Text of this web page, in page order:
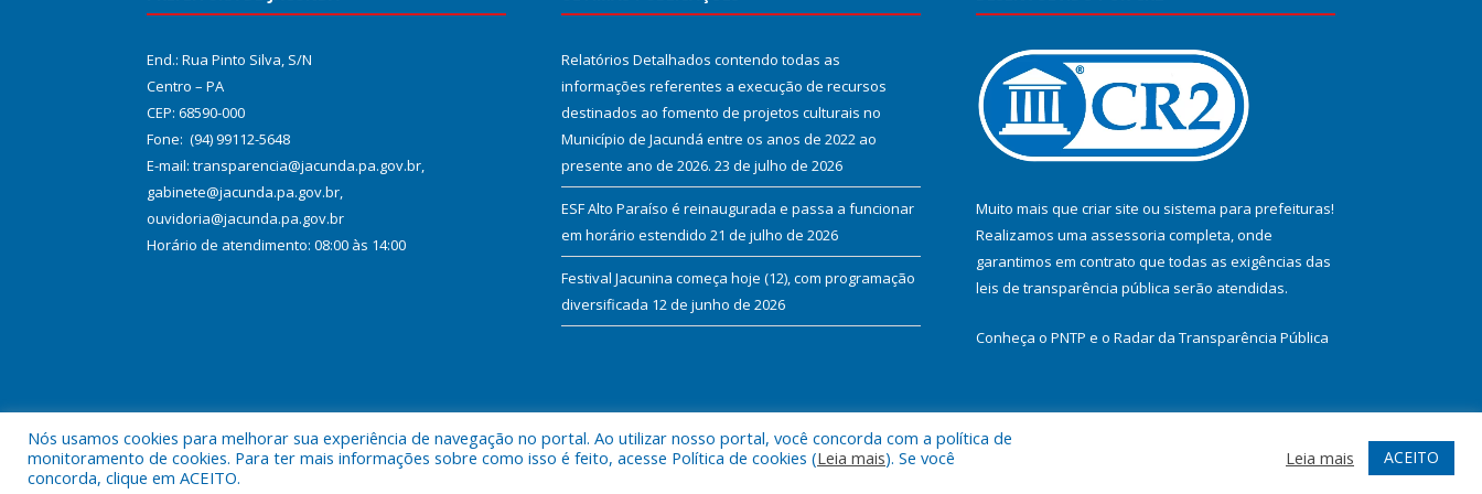
End.: Rua Pinto Silva, S/N
Centro – PA
CEP: 68590-000
Fone: (94) 99112-5648
E-mail: transparencia@jacunda.pa.gov.br,
gabinete@jacunda.pa.gov.br,
ouvidoria@jacunda.pa.gov.br
Horário de atendimento: 08:00 às 14:00
Relatórios Detalhados contendo todas as
informações referentes a execução de recursos
destinados ao fomento de projetos culturais no
Município de Jacundá entre os anos de 2022 ao
presente ano de 2026. 23 de julho de 2026
ESF Alto Paraíso é reinaugurada e passa a funcionar
em horário estendido 21 de julho de 2026
Festival Jacunina começa hoje (12), com programação
diversificada 12 de junho de 2026
Muito mais que criar site ou sistema para prefeituras!
Realizamos uma assessoria completa, onde
garantimos em contrato que todas as exigências das
leis de transparência pública serão atendidas.
Conheça o PNTP e o Radar da Transparência Pública
Todos os direitos reservados a Prefeitura Municipal de Jacundá. Mapa do Site Acessar Webmail
Nós usamos cookies para melhorar sua experiência de navegação no portal. Ao utilizar nosso portal, você concorda com a política de
monitoramento de cookies. Para ter mais informações sobre como isso é feito, acesse Política de cookies (Leia mais). Se você
concorda, clique em ACEITO.
Leia mais ACEITO